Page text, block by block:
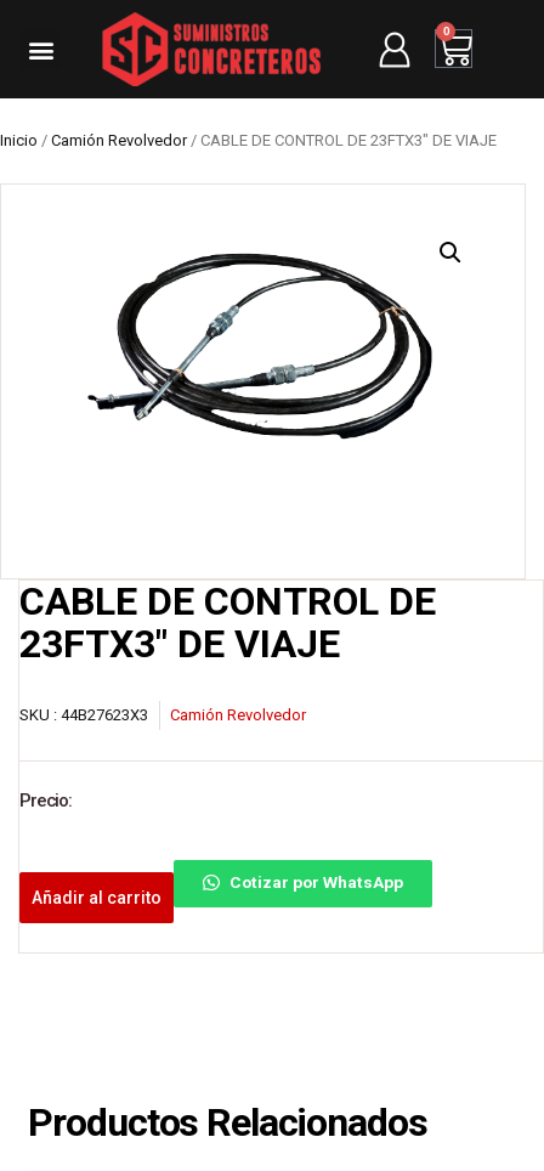
0
Inicio / Camión Revolvedor/ CABLE DE CONTROL DE 23FTX3″ DE VIAJE
CABLE DE CONTROL DE
23FTX3″ DE VIAJE
SKU : 44B27623X3 Camión Revolvedor
Precio:
Añadir al carrito
Cotizar por WhatsApp
Productos Relacionados